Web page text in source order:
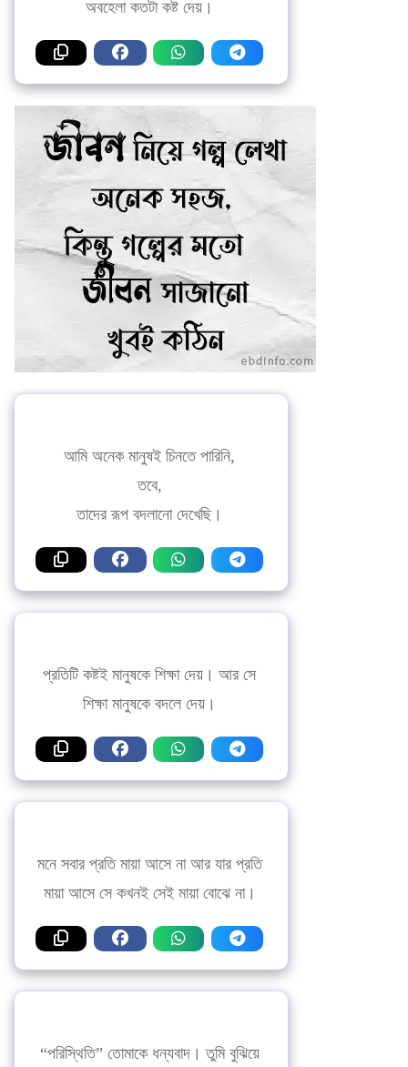
অবহেলা কতটা কষ্ট দেয়।
আমি অনেক মানুষই চিনতে পারিনি,
তবে,
তাদের রূপ বদলানো দেখেছি।
প্রতিটি কষ্টই মানুষকে শিক্ষা দেয়। আর সে
শিক্ষা মানুষকে বদলে দেয়।
মনে সবার প্রতি মায়া আসে না আর যার প্রতি
মায়া আসে সে কখনই সেই মায়া বোঝে না।
“পরিস্থিতি” তোমাকে ধন্যবাদ। তুমি বুঝিয়ে